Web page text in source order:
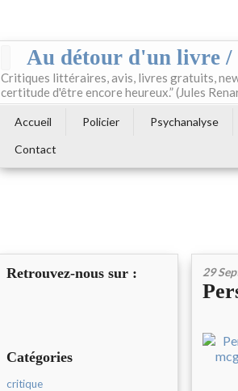
Au détour d'un livre
Critiques littéraires, avis, livres gratuits,
certitude d'être encore heureux.” (Jules
Accueil Policier Psychanalyse
Contact
Retrouvez-nous sur :
Catégories
critique
29